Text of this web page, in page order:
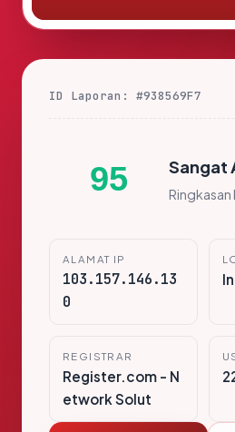
ID Laporan: #938569F7
95 Sangat
ALAMAT IP
103.157.146.13
0
REGISTRAR
Register.com - N
etwork Solut